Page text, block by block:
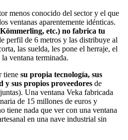
menos conocido del sector y el que
ventanas aparentemente idénticas.
etc.) no fabrica tu
perfil de 6 metros y las distribuye al
las suelda, les pone el herraje, el
ventana terminada.
tiene su propia tecnología, sus
y sus propios proveedores de
Una ventana Veka fabricada
de 15 millones de euros y
nada que ver con una ventana
en una nave industrial sin